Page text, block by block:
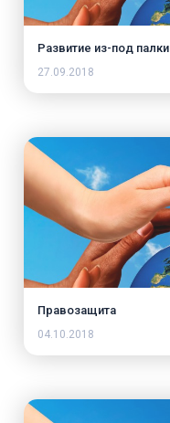
Развитие из-под палки
27.09.2018
Правозащита
04.10.2018